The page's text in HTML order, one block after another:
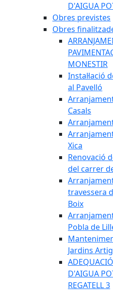
D'AIGUA
Obres previstes
Obres
MONESTIR
Instal·lació
al Pavelló
Casals
Xica
Renovació
del carrer
travessera
Boix
Pobla de
Jardins
D'AIGUA
REGATELL 3